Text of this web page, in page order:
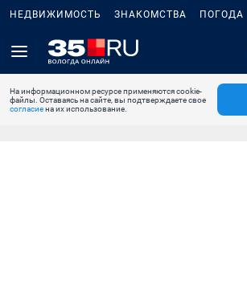
НЕДВИЖИМОСТЬ ЗНАКОМСТВА ПОГОДА
На информационном ресурсе применяются cookie-
файлы. Оставаясь на сайте, вы подтверждаете свое
согласиена их использование.